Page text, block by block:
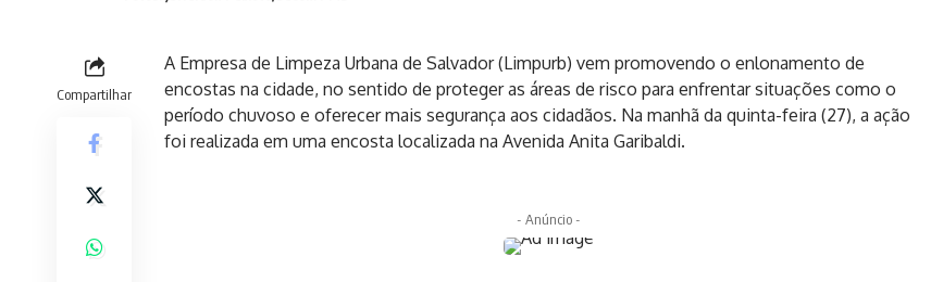
Compartilhar
A Empresa de Limpeza Urbana de Salvador (Limpurb) vem promovendo o enlonamento de
encostas na cidade, no sentido de proteger as áreas de risco para enfrentar situações como o
período chuvoso e oferecer mais segurança aos cidadãos. Na manhã da quinta-feira (27), a ação
foi realizada em uma encosta localizada na Avenida Anita Garibaldi.
- Anúncio -